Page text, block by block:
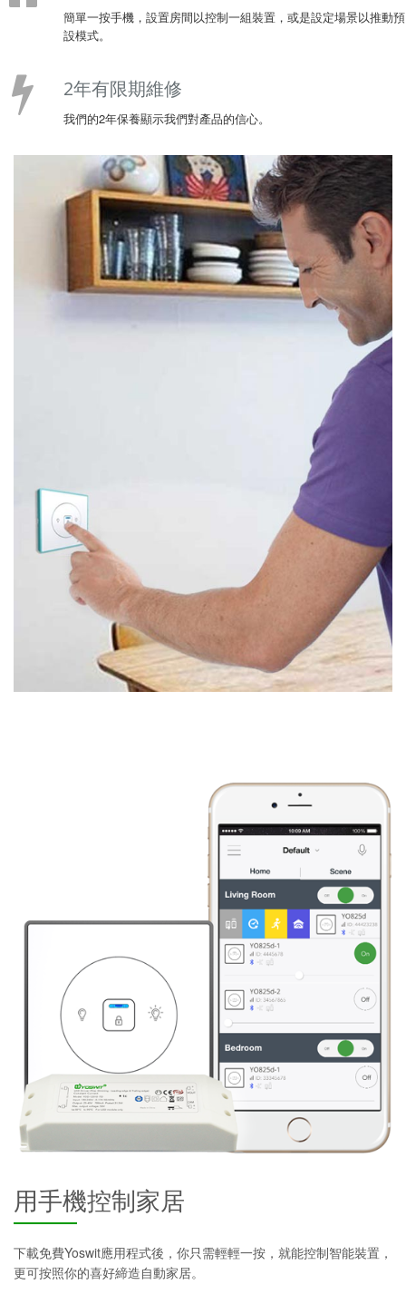
簡單一按手機，設置房間以控制一組裝置，或是設定場景以推動預
設模式。
2年有限期維修
我們的2年保養顯示我們對產品的信心。
用手機控制家居
下載免費Yoswit應用程式後，你只需輕輕一按，就能控制智能裝置，
更可按照你的喜好締造自動家居。